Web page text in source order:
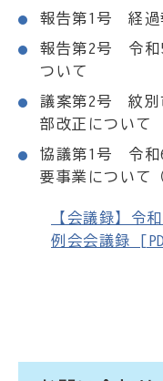
報告第1号 経過
報告第2号 令和
ついて
議案第2号 紋別
部改正について
協議第1号 令和
要事業について
【会議録】令
例会会議録